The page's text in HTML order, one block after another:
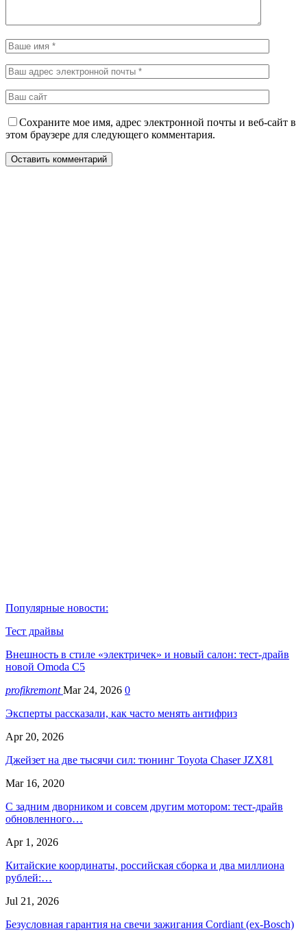
Сохраните мое имя, адрес электронной почты и веб-сайт в
этом браузере для следующего комментария.
Популярные новости:
Тест драйвы
Внешность в стиле «электричек» и новый салон: тест-драйв
новой Omoda C5
profikremontMar 24, 2026 0
Эксперты рассказали, как часто менять антифриз
Apr 20, 2026
Джейзет на две тысячи сил: тюнинг Toyota Chaser JZX81
Mar 16, 2020
С задним дворником и совсем другим мотором: тест-драйв
обновленного…
Apr 1, 2026
Китайские координаты, российская сборка и два миллиона
рублей:…
Jul 21, 2026
Безусловная гарантия на свечи зажигания Cordiant (ex-Bosch)